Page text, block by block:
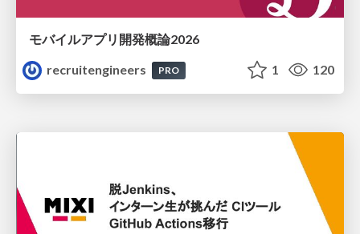
モバイルアプリ開発概論2026
recruitengineers
PRO 1 120